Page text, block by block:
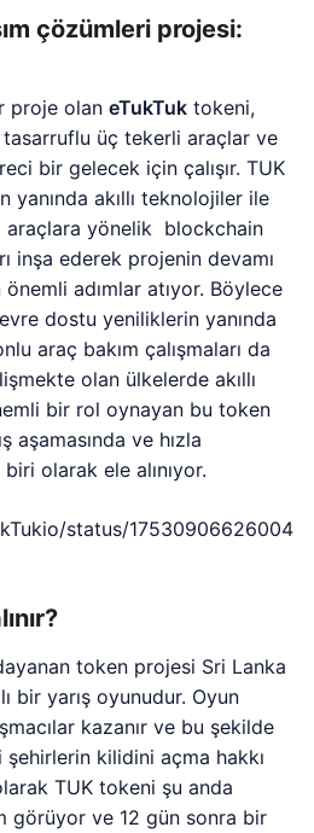
çözümleri projesi:
proje olaneTukTuk tokeni,
tasarruflu üç tekerli araçlar ve
bir gelecek için çalışır. TUK
akıllı teknolojiler ile
yönelik blockchain
inşa ederek projenin devamı
adımlar atıyor. Böylece
dostu yeniliklerin yanında
araç bakım çalışmaları da
olan ülkelerde akıllı
bir rol oynayan bu token
aşamasında ve hızla
olarak ele alınıyor.
status/17530906626004
token projesi Sri Lanka
bir yarış oyunudur. Oyun
kazanır ve bu şekilde
kilidini açma hakkı
TUK tokeni şu anda
görüyor ve 12 gün sonra bir